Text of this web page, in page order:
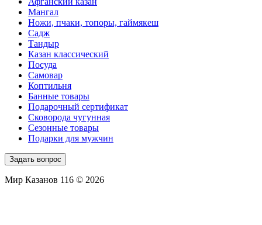
Мангал
Ножи, пчаки, топоры, гаймякеш
Садж
Тандыр
Казан классический
Посуда
Самовар
Коптильня
Банные товары
Подарочный сертификат
Сковорода чугунная
Сезонные товары
Подарки для мужчин
Задать вопрос
Мир Казанов 116 © 2026